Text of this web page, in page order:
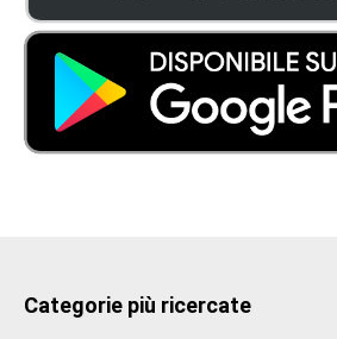
Categorie più ricercate